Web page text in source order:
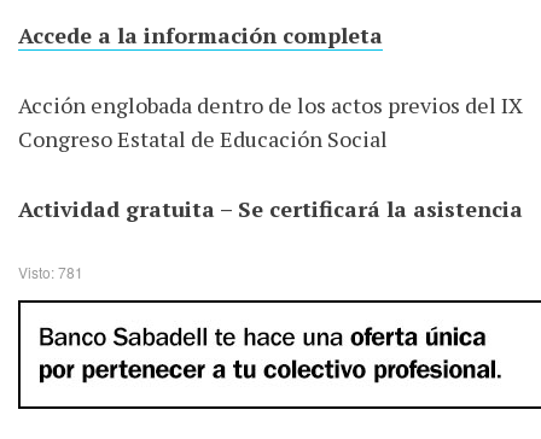
Accede a la información completa
Acción englobada dentro de los actos previos del IX
Congreso Estatal de Educación Social
Actividad gratuita – Se certificará la asistencia
Visto: 781